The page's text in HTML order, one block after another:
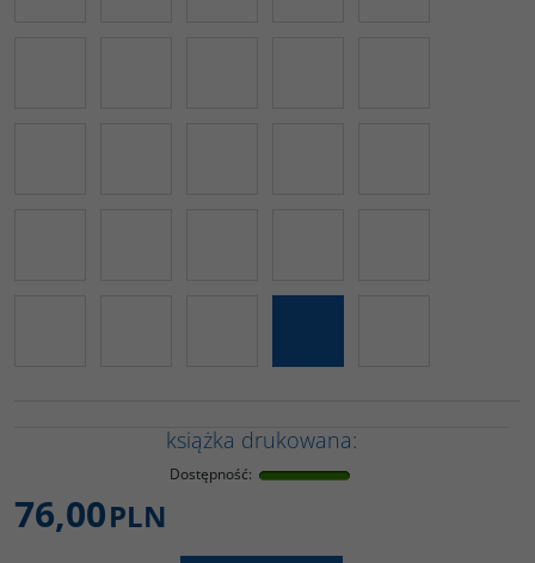
książka drukowana:
Dostępność:
76,00PLN